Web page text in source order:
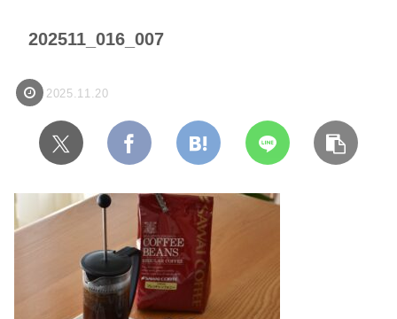
202511_016_007
2025.11.20